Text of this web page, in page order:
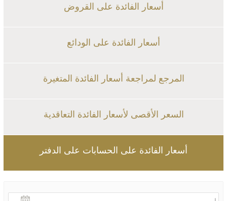
أسعار الفائدة على القروض
أسعار الفائدة على الودائع
المرجع لمراجعة أسعار الفائدة المتغيرة
السعر الأقصى لأسعار الفائدة التعاقدية
أسعار الفائدة على الحسابات على الدفتر